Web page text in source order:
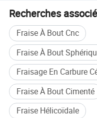
Recherches
Fraise À Bout Cnc
Fraise À Bout
Fraisage En Carbure
Fraise À Bout Cimenté
Fraise Hélicoïdale